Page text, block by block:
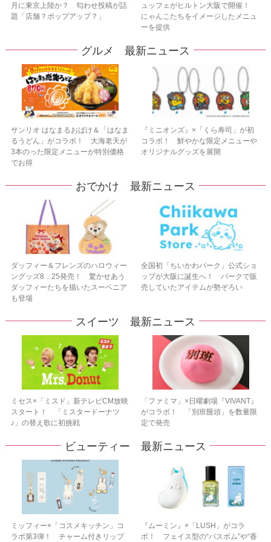
月に東京上陸か？ 匂わせ投稿が話
題「店舗？ポップアップ？」
ュッフェがヒルトン大阪で開催！
にゃんこたちをイメージしたメニュ
ーを提供
グルメ 最新ニュース
サンリオ はなまるおばけ＆「はなま
るうどん」がコラボ！ 大海老天が
3本のった限定メニューが特別価格
でお得
『ミニオンズ』×「くら寿司」が初
コラボ！ 鮮やかな限定メニューや
オリジナルグッズを展開
おでかけ 最新ニュース
ダッフィー＆フレンズのハロウィー
ングッズ8．25発売！ 驚かせあう
ダッフィーたちを描いたスーベニア
も登場
全国初「ちいかわパーク」公式ショ
ップが大阪に誕生へ！ パークで販
売していたアイテムが勢ぞろい
スイーツ 最新ニュース
ミセス×「ミスド」新テレビCM放映
スタート！ 「ミスタードーナツ
♪」の替え歌に初挑戦
「ファミマ」×日曜劇場『VIVANT』
がコラボ！ 「別班饅頭」を数量限
定で発売
ビューティー 最新ニュース
ミッフィー×「コスメキッチン」コ
ラボ第3弾！ チャーム付きリップ
『ムーミン』×「LUSH」がコラ
ボ！ フェイス型の“バスボム”や“香